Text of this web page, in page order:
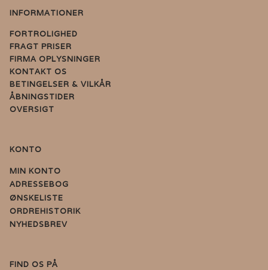
INFORMATIONER
FORTROLIGHED
FRAGT PRISER
FIRMA OPLYSNINGER
KONTAKT OS
BETINGELSER & VILKÅR
ÅBNINGSTIDER
OVERSIGT
KONTO
MIN KONTO
ADRESSEBOG
ØNSKELISTE
ORDREHISTORIK
NYHEDSBREV
FIND OS PÅ